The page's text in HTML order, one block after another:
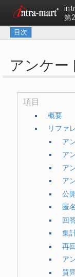
第
目次
アンケー
項目
概要
リファ
ア
ア
ア
ア
公
匿
回
集
再
ア
質